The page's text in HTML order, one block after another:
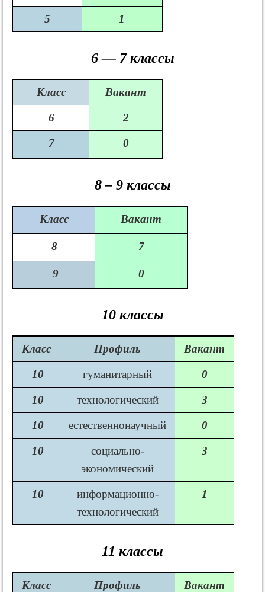
5 1
6 — 7 классы
Класс Вакант
6 2
7 0
8 – 9 классы
Класс Вакант
8 7
9 0
10 классы
Класс Профиль Вакант
10 гуманитарный 0
10 технологический 3
10 естественнонаучный 0
10
социально-
экономический
3
10
информационно-
технологический
1
11 классы
Класс Профиль Вакант